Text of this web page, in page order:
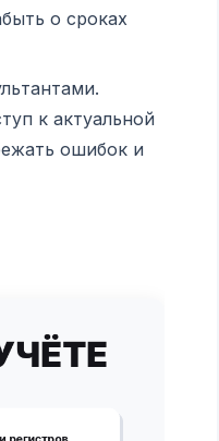
о сроках
к актуальной
ошибок и